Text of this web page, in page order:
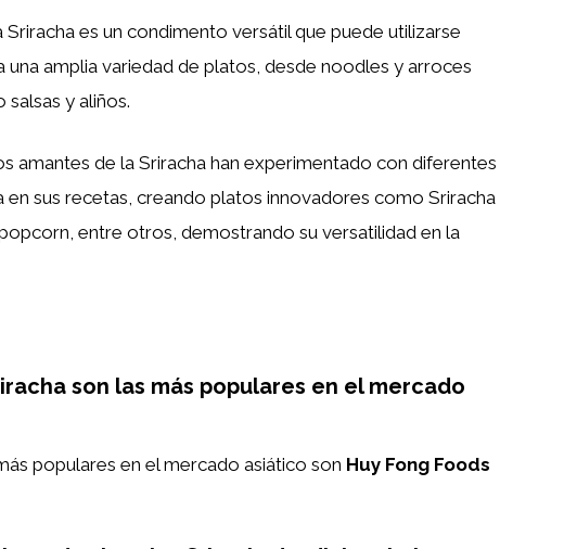
Sriracha es un condimento versátil que puede utilizarse
una amplia variedad de platos, desde noodles y arroces
salsas y aliños.
amantes de la Sriracha han experimentado con diferentes
sus recetas, creando platos innovadores como Sriracha
entre otros, demostrando su versatilidad en la
son las más populares en el mercado
populares en el mercado asiático son Huy Fong Foods